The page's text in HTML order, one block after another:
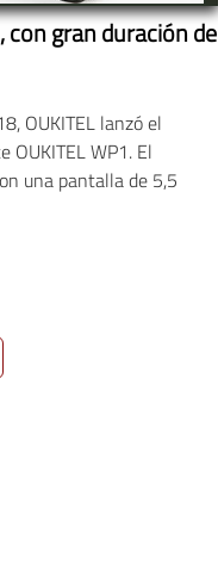
con gran duración de
OUKITEL lanzó el
WP1. El
una pantalla de 5,5